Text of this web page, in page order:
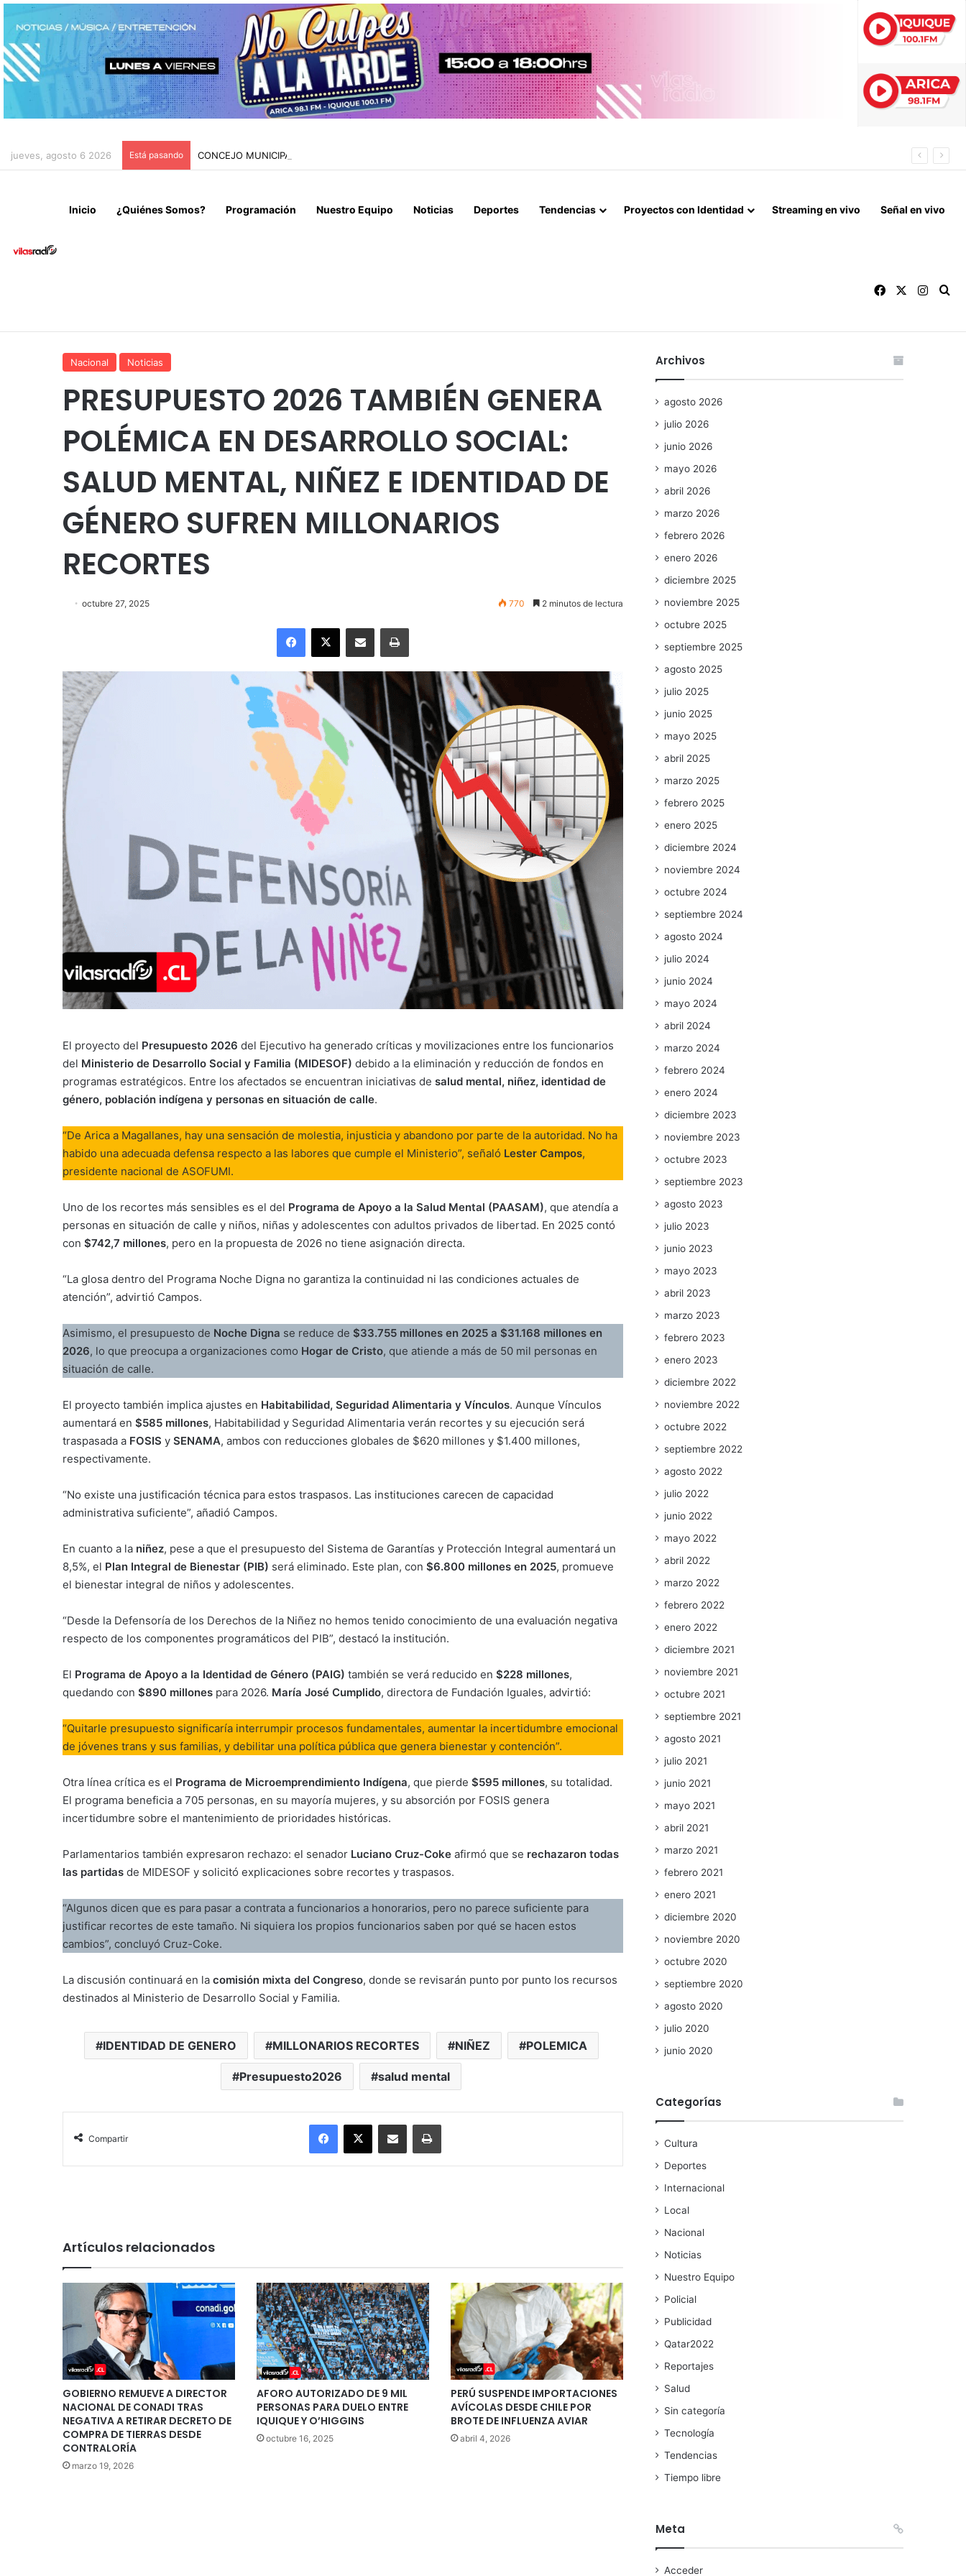
jueves, agosto 6 2026 Está pasando CONCEJO MUNICIPAL APRUEBA PROYECTO PARA MEJORAR EL ALUMBRADO PÚBLICO DEL SECTOR EL BORO
Inicio ¿Quiénes Somos? Programación Nuestro Equipo Noticias Deportes Tendencias Proyectos con Identidad Streaming en vivo Señal en vivo
Facebook
Nacional Noticias
PRESUPUESTO 2026 TAMBIÉN GENERA
POLÉMICA EN DESARROLLO SOCIAL:
SALUD MENTAL, NIÑEZ E IDENTIDAD DE
GÉNERO SUFREN MILLONARIOS
RECORTES
octubre 27, 2025 770 2 minutos de lectura
Facebook
X Enviar vía email Imprimir
El proyecto del Presupuesto 2026 del Ejecutivo ha generado críticas y movilizaciones entre los funcionarios
del Ministerio de Desarrollo Social y Familia (MIDESOF) debido a la eliminación y reducción de fondos en
programas estratégicos. Entre los afectados se encuentran iniciativas de salud mental, niñez, identidad de
género, población indígena y personas en situación de calle.
“De Arica a Magallanes, hay una sensación de molestia, injusticia y abandono por parte de la autoridad. No ha
habido una adecuada defensa respecto a las labores que cumple el Ministerio”, señaló Lester Campos,
presidente nacional de ASOFUMI.
Uno de los recortes más sensibles es el del Programa de Apoyo a la Salud Mental (PAASAM), que atendía a
personas en situación de calle y niños, niñas y adolescentes con adultos privados de libertad. En 2025 contó
con $742,7 millones, pero en la propuesta de 2026 no tiene asignación directa.
“La glosa dentro del Programa Noche Digna no garantiza la continuidad ni las condiciones actuales de
atención”, advirtió Campos.
Asimismo, el presupuesto de Noche Digna se reduce de $33.755 millones en 2025 a $31.168 millones en
2026, lo que preocupa a organizaciones como Hogar de Cristo, que atiende a más de 50 mil personas en
situación de calle.
El proyecto también implica ajustes en Habitabilidad, Seguridad Alimentaria y Vínculos. Aunque Vínculos
aumentará en $585 millones, Habitabilidad y Seguridad Alimentaria verán recortes y su ejecución será
traspasada a FOSIS y SENAMA, ambos con reducciones globales de $620 millones y $1.400 millones,
respectivamente.
“No existe una justificación técnica para estos traspasos. Las instituciones carecen de capacidad
administrativa suficiente”, añadió Campos.
En cuanto a la niñez, pese a que el presupuesto del Sistema de Garantías y Protección Integral aumentará un
8,5%, el Plan Integral de Bienestar (PIB) será eliminado. Este plan, con $6.800 millones en 2025, promueve
el bienestar integral de niños y adolescentes.
“Desde la Defensoría de los Derechos de la Niñez no hemos tenido conocimiento de una evaluación negativa
respecto de los componentes programáticos del PIB”, destacó la institución.
El Programa de Apoyo a la Identidad de Género (PAIG) también se verá reducido en $228 millones,
quedando con $890 millones para 2026. María José Cumplido, directora de Fundación Iguales, advirtió:
“Quitarle presupuesto significaría interrumpir procesos fundamentales, aumentar la incertidumbre emocional
de jóvenes trans y sus familias, y debilitar una política pública que genera bienestar y contención”.
Otra línea crítica es el Programa de Microemprendimiento Indígena, que pierde $595 millones, su totalidad.
El programa beneficia a 705 personas, en su mayoría mujeres, y su absorción por FOSIS genera
incertidumbre sobre el mantenimiento de prioridades históricas.
Parlamentarios también expresaron rechazo: el senador Luciano Cruz-Coke afirmó que se rechazaron todas
las partidas de MIDESOF y solicitó explicaciones sobre recortes y traspasos.
“Algunos dicen que es para pasar a contrata a funcionarios a honorarios, pero no parece suficiente para
justificar recortes de este tamaño. Ni siquiera los propios funcionarios saben por qué se hacen estos
cambios”, concluyó Cruz-Coke.
La discusión continuará en la comisión mixta del Congreso, donde se revisarán punto por punto los recursos
destinados al Ministerio de Desarrollo Social y Familia.
IDENTIDAD DE GENERO MILLONARIOS RECORTES NIÑEZ POLEMICA
Presupuesto2026 salud mental
Compartir
Facebook
X Enviar vía email Imprimir
Artículos relacionados
GOBIERNO REMUEVE A DIRECTOR
NACIONAL DE CONADI TRAS
NEGATIVA A RETIRAR DECRETO DE
COMPRA DE TIERRAS DESDE
CONTRALORÍA
marzo 19, 2026
AFORO AUTORIZADO DE 9 MIL
PERSONAS PARA DUELO ENTRE
IQUIQUE Y O’HIGGINS
octubre 16, 2025
PERÚ SUSPENDE IMPORTACIONES
AVÍCOLAS DESDE CHILE POR
BROTE DE INFLUENZA AVIAR
abril 4, 2026
Archivos
agosto 2026
julio 2026
junio 2026
mayo 2026
abril 2026
marzo 2026
febrero 2026
enero 2026
diciembre 2025
noviembre 2025
octubre 2025
septiembre 2025
agosto 2025
julio 2025
junio 2025
mayo 2025
abril 2025
marzo 2025
febrero 2025
enero 2025
diciembre 2024
noviembre 2024
octubre 2024
septiembre 2024
agosto 2024
julio 2024
junio 2024
mayo 2024
abril 2024
marzo 2024
febrero 2024
enero 2024
diciembre 2023
noviembre 2023
octubre 2023
septiembre 2023
agosto 2023
julio 2023
junio 2023
mayo 2023
abril 2023
marzo 2023
febrero 2023
enero 2023
diciembre 2022
noviembre 2022
octubre 2022
septiembre 2022
agosto 2022
julio 2022
junio 2022
mayo 2022
abril 2022
marzo 2022
febrero 2022
enero 2022
diciembre 2021
noviembre 2021
octubre 2021
septiembre 2021
agosto 2021
julio 2021
junio 2021
mayo 2021
abril 2021
marzo 2021
febrero 2021
enero 2021
diciembre 2020
noviembre 2020
octubre 2020
septiembre 2020
agosto 2020
julio 2020
junio 2020
Categorías
Cultura
Deportes
Internacional
Local
Nacional
Noticias
Nuestro Equipo
Policial
Publicidad
Qatar2022
Reportajes
Salud
Sin categoría
Tecnología
Tendencias
Tiempo libre
Meta
Acceder